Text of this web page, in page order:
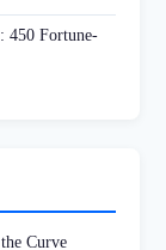
450 Fortune-
Curve